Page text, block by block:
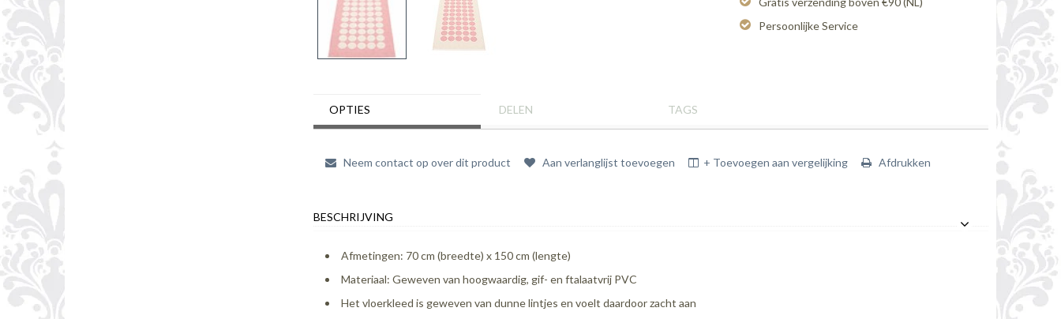
Persoonlijke Service
OPTIES DELEN TAGS
Neem contact op over dit product Aan verlanglijst toevoegen + Toevoegen aan vergelijking Afdrukken
BESCHRIJVING
Afmetingen: 70 cm (breedte) x 150 cm (lengte)
Materiaal: Geweven van hoogwaardig, gif- en ftalaatvrij PVC
Het vloerkleed is geweven van dunne lintjes en voelt daardoor zacht aan